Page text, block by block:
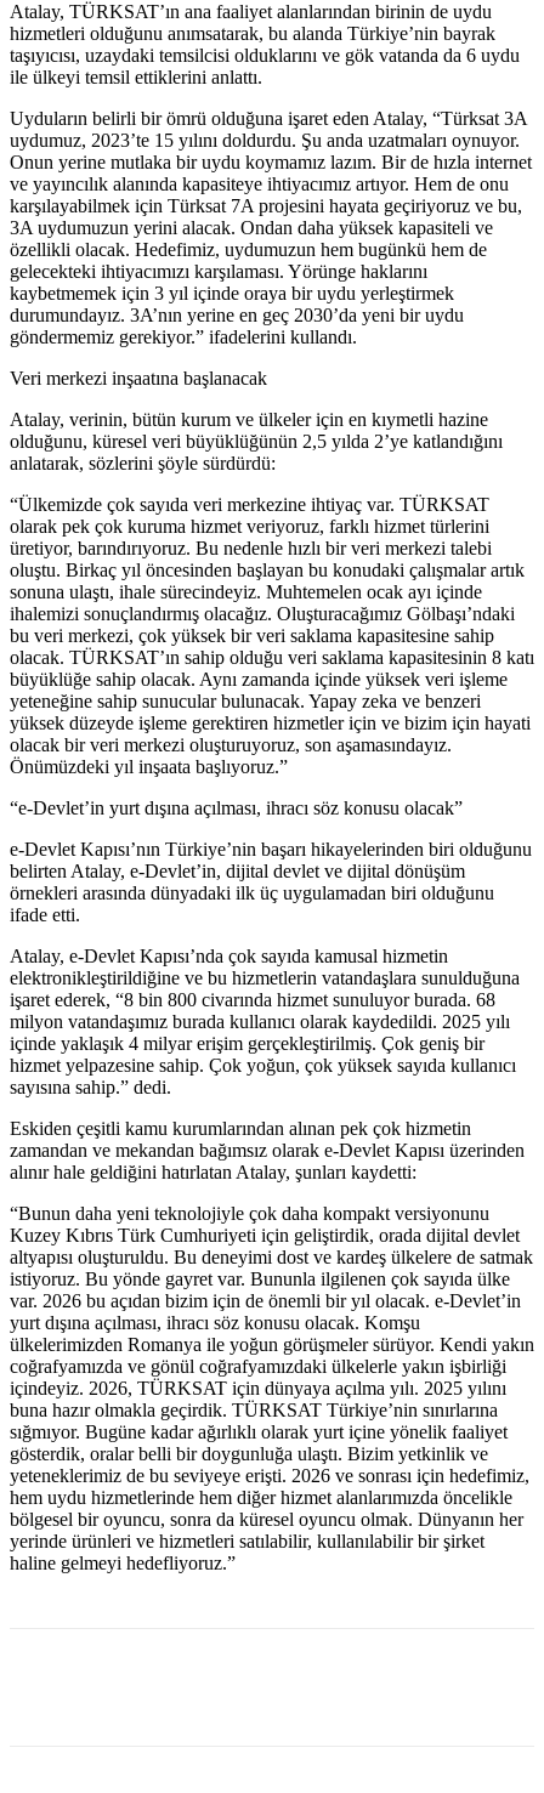
Atalay, TÜRKSAT’ın ana faaliyet alanlarından birinin de uydu
hizmetleri olduğunu anımsatarak, bu alanda Türkiye’nin bayrak
taşıyıcısı, uzaydaki temsilcisi olduklarını ve gök vatanda da 6 uydu
ile ülkeyi temsil ettiklerini anlattı.
Uyduların belirli bir ömrü olduğuna işaret eden Atalay, “Türksat 3A
uydumuz, 2023’te 15 yılını doldurdu. Şu anda uzatmaları oynuyor.
Onun yerine mutlaka bir uydu koymamız lazım. Bir de hızla internet
ve yayıncılık alanında kapasiteye ihtiyacımız artıyor. Hem de onu
karşılayabilmek için Türksat 7A projesini hayata geçiriyoruz ve bu,
3A uydumuzun yerini alacak. Ondan daha yüksek kapasiteli ve
özellikli olacak. Hedefimiz, uydumuzun hem bugünkü hem de
gelecekteki ihtiyacımızı karşılaması. Yörünge haklarını
kaybetmemek için 3 yıl içinde oraya bir uydu yerleştirmek
durumundayız. 3A’nın yerine en geç 2030’da yeni bir uydu
göndermemiz gerekiyor.” ifadelerini kullandı.
Veri merkezi inşaatına başlanacak
Atalay, verinin, bütün kurum ve ülkeler için en kıymetli hazine
olduğunu, küresel veri büyüklüğünün 2,5 yılda 2’ye katlandığını
anlatarak, sözlerini şöyle sürdürdü:
“Ülkemizde çok sayıda veri merkezine ihtiyaç var. TÜRKSAT
olarak pek çok kuruma hizmet veriyoruz, farklı hizmet türlerini
üretiyor, barındırıyoruz. Bu nedenle hızlı bir veri merkezi talebi
oluştu. Birkaç yıl öncesinden başlayan bu konudaki çalışmalar artık
sonuna ulaştı, ihale sürecindeyiz. Muhtemelen ocak ayı içinde
ihalemizi sonuçlandırmış olacağız. Oluşturacağımız Gölbaşı’ndaki
bu veri merkezi, çok yüksek bir veri saklama kapasitesine sahip
olacak. TÜRKSAT’ın sahip olduğu veri saklama kapasitesinin 8 katı
büyüklüğe sahip olacak. Aynı zamanda içinde yüksek veri işleme
yeteneğine sahip sunucular bulunacak. Yapay zeka ve benzeri
yüksek düzeyde işleme gerektiren hizmetler için ve bizim için hayati
olacak bir veri merkezi oluşturuyoruz, son aşamasındayız.
Önümüzdeki yıl inşaata başlıyoruz.”
“e-Devlet’in yurt dışına açılması, ihracı söz konusu olacak”
e-Devlet Kapısı’nın Türkiye’nin başarı hikayelerinden biri olduğunu
belirten Atalay, e-Devlet’in, dijital devlet ve dijital dönüşüm
örnekleri arasında dünyadaki ilk üç uygulamadan biri olduğunu
ifade etti.
Atalay, e-Devlet Kapısı’nda çok sayıda kamusal hizmetin
elektronikleştirildiğine ve bu hizmetlerin vatandaşlara sunulduğuna
işaret ederek, “8 bin 800 civarında hizmet sunuluyor burada. 68
milyon vatandaşımız burada kullanıcı olarak kaydedildi. 2025 yılı
içinde yaklaşık 4 milyar erişim gerçekleştirilmiş. Çok geniş bir
hizmet yelpazesine sahip. Çok yoğun, çok yüksek sayıda kullanıcı
sayısına sahip.” dedi.
Eskiden çeşitli kamu kurumlarından alınan pek çok hizmetin
zamandan ve mekandan bağımsız olarak e-Devlet Kapısı üzerinden
alınır hale geldiğini hatırlatan Atalay, şunları kaydetti:
“Bunun daha yeni teknolojiyle çok daha kompakt versiyonunu
Kuzey Kıbrıs Türk Cumhuriyeti için geliştirdik, orada dijital devlet
altyapısı oluşturuldu. Bu deneyimi dost ve kardeş ülkelere de satmak
istiyoruz. Bu yönde gayret var. Bununla ilgilenen çok sayıda ülke
var. 2026 bu açıdan bizim için de önemli bir yıl olacak. e-Devlet’in
yurt dışına açılması, ihracı söz konusu olacak. Komşu
ülkelerimizden Romanya ile yoğun görüşmeler sürüyor. Kendi yakın
coğrafyamızda ve gönül coğrafyamızdaki ülkelerle yakın işbirliği
içindeyiz. 2026, TÜRKSAT için dünyaya açılma yılı. 2025 yılını
buna hazır olmakla geçirdik. TÜRKSAT Türkiye’nin sınırlarına
sığmıyor. Bugüne kadar ağırlıklı olarak yurt içine yönelik faaliyet
gösterdik, oralar belli bir doygunluğa ulaştı. Bizim yetkinlik ve
yeteneklerimiz de bu seviyeye erişti. 2026 ve sonrası için hedefimiz,
hem uydu hizmetlerinde hem diğer hizmet alanlarımızda öncelikle
bölgesel bir oyuncu, sonra da küresel oyuncu olmak. Dünyanın her
yerinde ürünleri ve hizmetleri satılabilir, kullanılabilir bir şirket
haline gelmeyi hedefliyoruz.”